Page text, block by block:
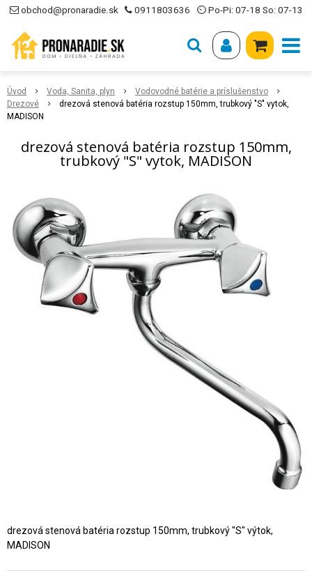
obchod@pronaradie.sk 0911803636 ⏲ Po-Pi: 07-18 So: 07-13
Úvod Voda, Sanita, plyn
Vodovodné batérie a príslušenstvo
Drezové
drezová stenová batéria rozstup 150mm, trubkový "S" vytok,
MADISON
drezová stenová batéria rozstup 150mm,
trubkový "S" vytok, MADISON
drezová stenová batéria rozstup 150mm, trubkový "S" výtok,
MADISON